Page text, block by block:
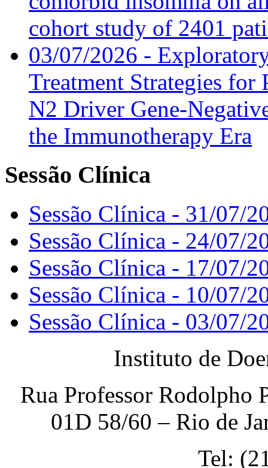
cohort study of 2401
03/07/2026 -
Treatment Strategies for
N2 Driver Gene-
the Immunotherapy Era
Sessão Clínica
Sessão Clínica - 31/07/
Sessão Clínica - 24/07/
Sessão Clínica - 17/07/
Sessão Clínica - 10/07/
Sessão Clínica - 03/07/
Instituto de
Rua Professor Rodolpho
01D 58/60 – Rio de
Tel: